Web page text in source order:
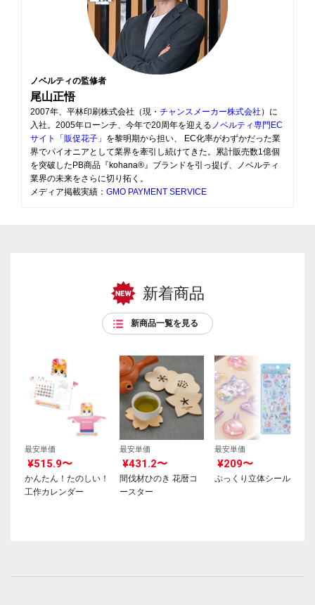
ノベルティの監修者
尾山正悟
2007年、平林印刷株式会社（現・ チャンスメーカー株式会社 ）に
入社。2005年ローンチ、今年で20周年を迎える ノベルティ専門EC
サイト「販促花子」 を黎明期から担い、 EC化率がわずかだった業
界でパイオニアとして業界を牽引し続けてきた。累計販売数1億個
を突破したPB商品『kohana®』ブランドを引っ提げ、ノベルティ
業界の未来をさらに切り拓く。
メディア掲載実績： GMO PAYMENT SERVICE
新着商品
新商品一覧を見る
最安単価
¥515.9〜
かんたん！たのしい！
工作カレンダー
最安単価
¥431.2〜
間伐材ひのき 花暦コ
ースター
最安単価
¥209〜
ぷっくり立体シール